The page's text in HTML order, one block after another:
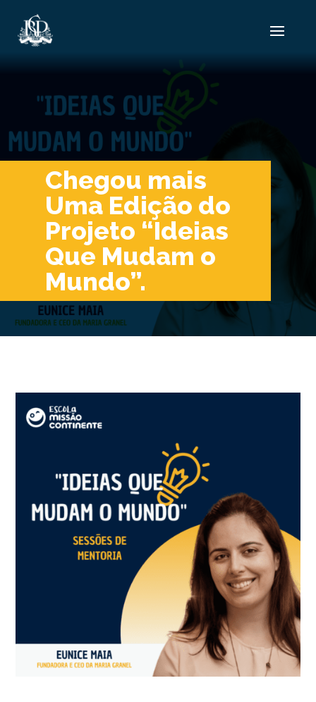
Chegou mais
Uma Edição do
Projeto “Ideias
Que Mudam o
Mundo”.